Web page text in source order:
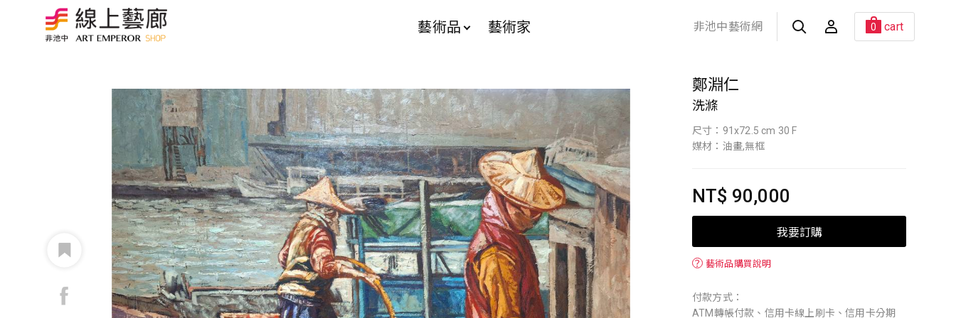
藝術品 藝術家 非池中藝術網 0 cart
鄭淵仁
洗滌
尺寸：91x72.5 cm 30 F
媒材：油畫,無框
NT$ 90,000
我要訂購
？ 藝術品購買說明
付款方式：
ATM轉帳付款、信用卡線上刷卡、信用卡分期